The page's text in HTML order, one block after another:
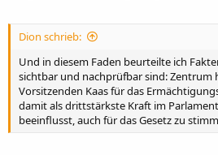
Dion schrieb:
Und in diesem Faden beurteilte ich
sichtbar und nachprüfbar sind: Zentrum
Vorsitzenden Kaas für das
damit als drittstärkste Kraft im
beeinflusst, auch für das Gesetz zu